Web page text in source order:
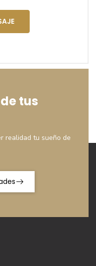
tus
realidad tu sueño de